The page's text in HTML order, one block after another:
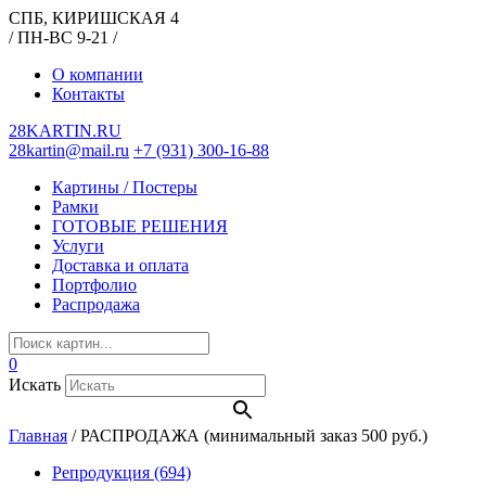
СПБ, КИРИШСКАЯ 4
/ ПН-ВС 9-21 /
О компании
Контакты
28KARTIN.RU
28kartin@mail.ru +7 (931) 300-16-88
Картины / Постеры
Рамки
ГОТОВЫЕ РЕШЕНИЯ
Услуги
Доставка и оплата
Портфолио
Распродажа
0
Искать
Главная /РАСПРОДАЖА (минимальный заказ 500 руб.)
Репродукция (694)